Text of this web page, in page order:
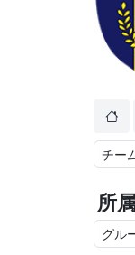
チー
所
グル